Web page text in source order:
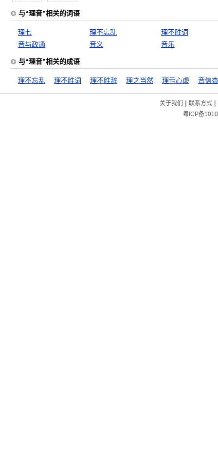
与“理音”相关的词语
理七 理不忘乱
理不胜词
音与政通
音义 音乐
与“理音”相关的成语
理不忘乱 理不胜词 理不胜辞 理之当然 理亏心虚 音信
关于我们 | 联系方式|
粤ICP备